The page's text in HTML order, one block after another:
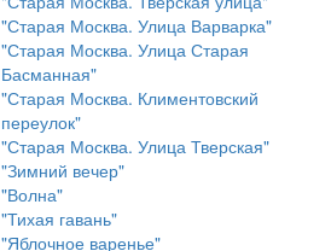
"Старая Москва. Улица Варварка"
"Старая Москва. Улица Старая
Басманная"
"Старая Москва. Климентовский
переулок"
"Старая Москва. Улица Тверская"
"Зимний вечер"
"Волна"
"Тихая гавань"
"Яблочное варенье"